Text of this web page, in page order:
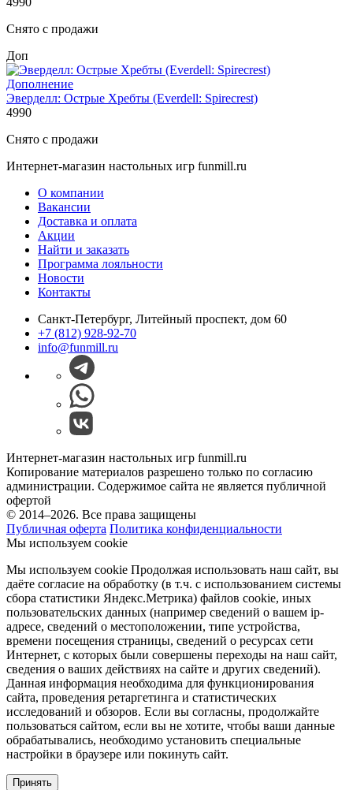
Снято с продажи
Доп
Дополнение
Эверделл: Острые Хребты (Everdell: Spirecrest)
4990
Снято с продажи
Интернет-магазин настольных игр funmill.ru
О компании
Вакансии
Доставка и оплата
Акции
Найти и заказать
Программа лояльности
Новости
Контакты
Санкт-Петербург, Литейный проспект, дом 60
+7 (812) 928-92-70
info@funmill.ru
Интернет-магазин настольных игр funmill.ru
Копирование материалов разрешено только по согласию
администрации. Содержимое сайта не является публичной
офертой
© 2014–2026. Все права защищены
Публичная оферта Политика конфиденциальности
Мы используем cookie
Мы используем cookie Продолжая использовать наш cайт, вы
даёте согласие на обработку (в т.ч. с использованием системы
сбора статистики Яндекс.Метрика) файлов cookie, иных
пользовательских данных (например сведений о вашем ip-
адресе, сведений о местоположении, типе устройства,
времени посещения страницы, сведений о ресурсах сети
Интернет, с которых были совершены переходы на наш сайт,
сведения о ваших действиях на сайте и других сведений).
Данная информация необходима для функционирования
сайта, проведения ретаргетинга и статистических
исследований и обзоров. Если вы согласны, продолжайте
пользоваться сайтом, если вы не хотите, чтобы ваши данные
обрабатывались, необходимо установить специальные
настройки в браузере или покинуть сайт.
Принять